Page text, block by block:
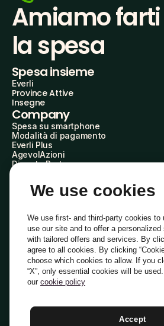
Amiamo farti
la spesa
Spesa insieme
Everli
Province Attive
Insegne
Company
Spesa su smartphone
Modalità di pagamento
Everli Plus
AgevolAzioni
Diventa Partner
Everli Shoppers
About Us
Everli News
Domande frequenti
Lavora con noi
Diventa Shopper
Investitori
PrivacyCookie
Termini e Condizioni
Indirizzo PEC: everli@pec.it - indirizzo
Italiano
We use cookies
We use first- and third-party cookies to
use our site and to offer a personalized
with tailored offers and services. By
agree to all cookies. By clicking
choose which cookies to allow. If you
“X”, only essential cookies will be
our cookie policy
Accept